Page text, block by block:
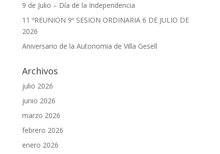
9 de Julio – Día de la Independencia
11 ºREUNION 9º SESION ORDINARIA 6 DE JULIO DE
2026
Aniversario de la Autonomia de Villa Gesell
Archivos
julio 2026
junio 2026
marzo 2026
febrero 2026
enero 2026